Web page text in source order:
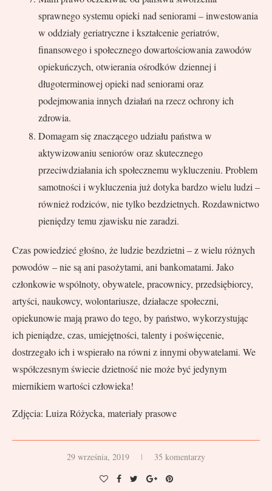
sprawnego systemu opieki nad seniorami – inwestowania
w oddziały geriatryczne i kształcenie geriatrów,
finansowego i społecznego dowartościowania zawodów
opiekuńczych, otwierania ośrodków dziennej i
długoterminowej opieki nad seniorami oraz
podejmowania innych działań na rzecz ochrony ich
zdrowia.
Domagam się znaczącego udziału państwa w
aktywizowaniu seniorów oraz skutecznego
przeciwdziałania ich społecznemu wykluczeniu. Problem
samotności i wykluczenia już dotyka bardzo wielu ludzi –
również rodziców, nie tylko bezdzietnych. Rozdawnictwo
pieniędzy temu zjawisku nie zaradzi.
Czas powiedzieć głośno, że ludzie bezdzietni – z wielu różnych
powodów – nie są ani pasożytami, ani bankomatami. Jako
członkowie wspólnoty, obywatele, pracownicy, przedsiębiorcy,
artyści, naukowcy, wolontariusze, działacze społeczni,
opiekunowie mają prawo do tego, by państwo, wykorzystując
ich pieniądze, czas, umiejętności, talenty i poświęcenie,
dostrzegało ich i wspierało na równi z innymi obywatelami. We
współczesnym świecie dzietność nie może być jedynym
miernikiem wartości człowieka!
Zdjęcia: Luiza Różycka, materiały prasowe
29 września, 2019 35 komentarzy